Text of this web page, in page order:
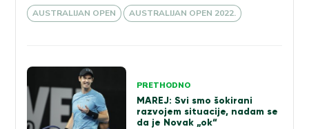
AUSTRALIJAN OPEN
AUSTRALIJAN OPEN 2022.
Kretanje
članka
PRETHODNO
MAREJ: Svi smo šokirani
razvojem situacije, nadam se
da je Novak „ok“